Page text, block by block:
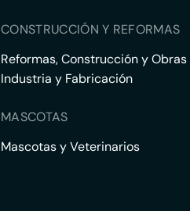
CONSTRUCCIÓN Y REFORMAS
Reformas, Construcción y Obras
Industria y Fabricación
MASCOTAS
Mascotas y Veterinarios